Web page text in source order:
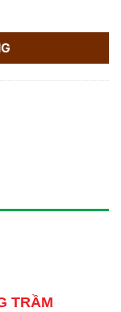
(BẰNG GỖ) số lượng
TRẦM